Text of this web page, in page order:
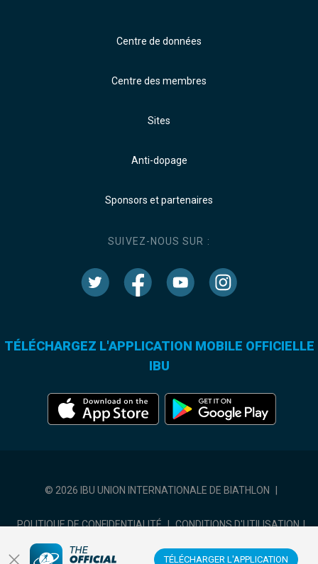
TÉLÉCHARGER L'APPLICATION
Centre de données
Centre des membres
Sites
Anti-dopage
Sponsors et partenaires
SUIVEZ-NOUS SUR :
TÉLÉCHARGEZ L'APPLICATION MOBILE OFFICIELLE
IBU
© 2026 IBU UNION INTERNATIONALE DE BIATHLON
POLITIQUE DE CONFIDENTIALITÉ | CONDITIONS D'UTILISATION |
COOKIES SETTINGS